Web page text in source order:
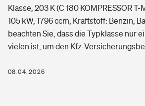
Arbeitsrechtsschutz
Berufshaftpflichtversicherung
Elementarversicherung
Photovoltaik
Wärmepumpen versichern
Pri­vate Haft­pflicht­
Rechts­schutz­ver­si­che­rung
Gesundheit
Private Krankenversicherung
Klasse, 203 K (C 180 KOMPRESSOR T-
105 kW, 1796 ccm, Kraftstoff: Benzin,
beachten Sie, dass die Typklasse nur
vielen ist, um den Kfz-
08.04.2026